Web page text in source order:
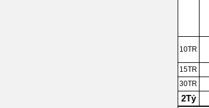
10TR
15TR
30TR
2Tỷ